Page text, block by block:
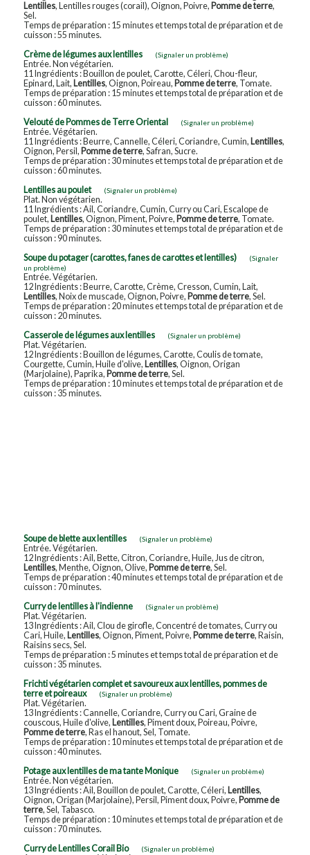
Lentilles, Lentilles rouges (corail), Oignon, Poivre, Pomme de terre,
Sel.
Temps de préparation : 15 minutes et temps total de préparation et de
cuisson : 55 minutes.
Crème de légumes aux lentilles
(Signaler un problème)
Entrée. Non végétarien.
11 Ingrédients : Bouillon de poulet, Carotte, Céleri, Chou-fleur,
Epinard, Lait, Lentilles, Oignon, Poireau, Pomme de terre, Tomate.
Temps de préparation : 15 minutes et temps total de préparation et de
cuisson : 60 minutes.
Velouté de Pommes de Terre Oriental
(Signaler un problème)
Entrée. Végétarien.
11 Ingrédients : Beurre, Cannelle, Céleri, Coriandre, Cumin, Lentilles,
Oignon, Persil, Pomme de terre, Safran, Sucre.
Temps de préparation : 30 minutes et temps total de préparation et de
cuisson : 60 minutes.
Lentilles au poulet
(Signaler un problème)
Plat. Non végétarien.
11 Ingrédients : Ail, Coriandre, Cumin, Curry ou Cari, Escalope de
poulet, Lentilles, Oignon, Piment, Poivre, Pomme de terre, Tomate.
Temps de préparation : 30 minutes et temps total de préparation et de
cuisson : 90 minutes.
Soupe du potager (carottes, fanes de carottes et lentilles)
(Signaler
un problème)
Entrée. Végétarien.
12 Ingrédients : Beurre, Carotte, Crème, Cresson, Cumin, Lait,
Lentilles, Noix de muscade, Oignon, Poivre, Pomme de terre, Sel.
Temps de préparation : 20 minutes et temps total de préparation et de
cuisson : 20 minutes.
Casserole de légumes aux lentilles
(Signaler un problème)
Plat. Végétarien.
12 Ingrédients : Bouillon de légumes, Carotte, Coulis de tomate,
Courgette, Cumin, Huile d'olive, Lentilles, Oignon, Origan
(Marjolaine), Paprika, Pomme de terre, Sel.
Temps de préparation : 10 minutes et temps total de préparation et de
cuisson : 35 minutes.
Soupe de blette aux lentilles (Signaler un problème)
Entrée. Végétarien.
12 Ingrédients : Ail, Bette, Citron, Coriandre, Huile, Jus de citron,
Lentilles, Menthe, Oignon, Olive, Pomme de terre, Sel.
Temps de préparation : 40 minutes et temps total de préparation et de
cuisson : 70 minutes.
Curry de lentilles à l'indienne
(Signaler un problème)
Plat. Végétarien.
13 Ingrédients : Ail, Clou de girofle, Concentré de tomates, Curry ou
Cari, Huile, Lentilles, Oignon, Piment, Poivre, Pomme de terre, Raisin,
Raisins secs, Sel.
Temps de préparation : 5 minutes et temps total de préparation et de
cuisson : 35 minutes.
Frichti végétarien complet et savoureux aux lentilles, pommes de
terre et poireaux
(Signaler un problème)
Plat. Végétarien.
13 Ingrédients : Cannelle, Coriandre, Curry ou Cari, Graine de
couscous, Huile d'olive, Lentilles, Piment doux, Poireau, Poivre,
Pomme de terre, Ras el hanout, Sel, Tomate.
Temps de préparation : 10 minutes et temps total de préparation et de
cuisson : 40 minutes.
Potage aux lentilles de ma tante Monique
(Signaler un problème)
Entrée. Non végétarien.
13 Ingrédients : Ail, Bouillon de poulet, Carotte, Céleri, Lentilles,
Oignon, Origan (Marjolaine), Persil, Piment doux, Poivre, Pomme de
terre, Sel, Tabasco.
Temps de préparation : 10 minutes et temps total de préparation et de
cuisson : 70 minutes.
Curry de Lentilles Corail Bio
(Signaler un problème)